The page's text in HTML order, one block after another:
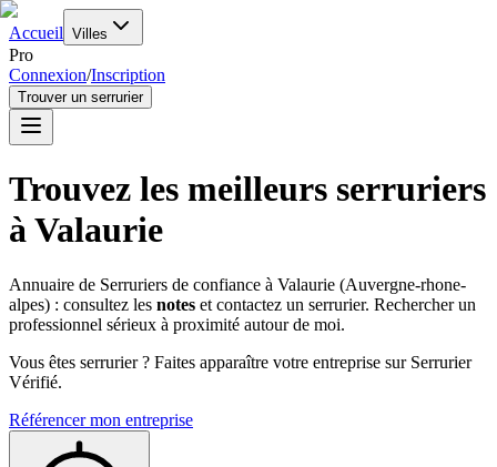
Accueil Villes
Pro
Connexion/Inscription
Trouver un serrurier
Trouvez les meilleurs serruriers
àValaurie
Annuaire de Serruriers de confiance à Valaurie (Auvergne-rhone-
alpes) : consultez les notes et contactez un serrurier. Rechercher un
professionnel sérieux à proximité autour de moi.
Vous êtes serrurier ? Faites apparaître votre entreprise sur Serrurier
Vérifié.
Référencer mon entreprise